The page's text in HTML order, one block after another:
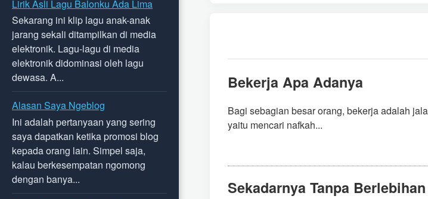
Lirik Asli Lagu Balonku Ada Lima
Sekarang ini klip lagu anak-anak
jarang sekali ditampilkan di media
elektronik. Lagu-lagu di media
elektronik didominasi oleh lagu
dewasa. A...
Alasan Saya Ngeblog
Ini adalah pertanyaan yang sering
saya dapatkan ketika promosi blog
kepada orang lain. Simpel saja,
kalau berkesempatan ngomong
dengan banya...
Bekerja Apa Adanya
Bagi sebagian besar orang, bekerja adalah
yaitu mencari nafkah...
Sekadarnya Tanpa Berlebihan